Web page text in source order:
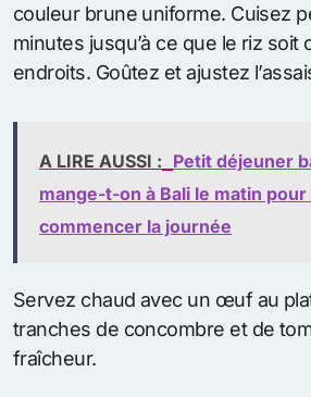
couleur brune uniforme. Cuisez
minutes jusqu’à ce que le riz soit
endroits. Goûtez et ajustez
A LIRE AUSSI : Petit déjeuner
mange-t-on à Bali le matin pour
commencer la journée
Servez chaud avec un œuf au
tranches de concombre et de
fraîcheur.